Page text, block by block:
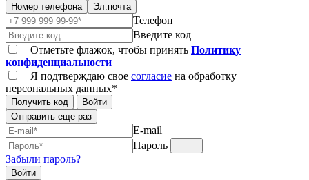
Номер телефона Эл.почта
Телефон
Введите код
Отметьте флажок, чтобы принять Политику
конфиденциальности
Я подтверждаю свое согласие на обработку
персональных данных*
Получить код
Войти
Отправить еще раз
E-mail
Пароль
Забыли пароль?
Войти